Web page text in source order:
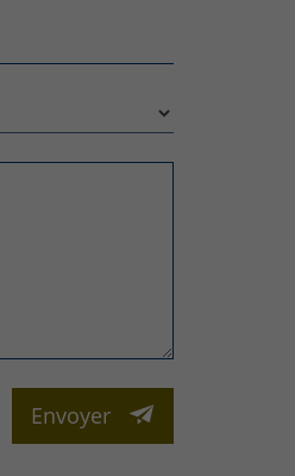
Envoyer